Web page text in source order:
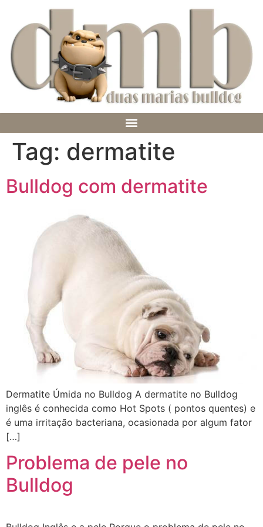
Tag: dermatite
Bulldog com dermatite
Dermatite Úmida no Bulldog A dermatite no Bulldog
inglês é conhecida como Hot Spots ( pontos quentes) e
é uma irritação bacteriana, ocasionada por algum fator
[…]
Problema de pele no
Bulldog